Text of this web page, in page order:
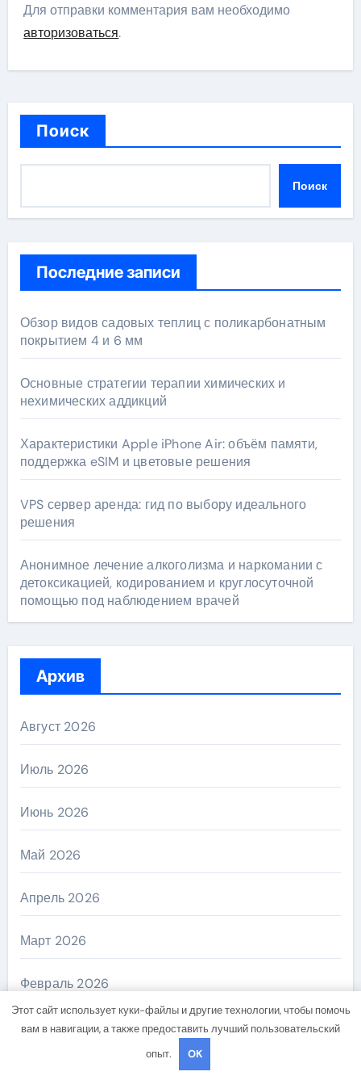
Для отправки комментария вам необходимо
авторизоваться.
Поиск
Поиск
Последние записи
Обзор видов садовых теплиц с поликарбонатным
покрытием 4 и 6 мм
Основные стратегии терапии химических и
нехимических аддикций
Характеристики Apple iPhone Air: объём памяти,
поддержка eSIM и цветовые решения
VPS сервер аренда: гид по выбору идеального
решения
Анонимное лечение алкоголизма и наркомании с
детоксикацией, кодированием и круглосуточной
помощью под наблюдением врачей
Архив
Август 2026
Июль 2026
Июнь 2026
Май 2026
Апрель 2026
Март 2026
Февраль 2026
Январь 2026
Этот сайт использует куки-файлы и другие технологии, чтобы помочь
вам в навигации, а также предоставить лучший пользовательский
опыт.
OK